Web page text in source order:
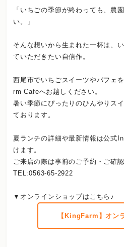
「いちごの季節が終わっても、農
い。」
そんな想いから生まれた一杯は、
ていただきたい自信作。
西尾市でいちごスイーツやパフェ
rm Cafeへお越しください。
暑い季節にぴったりのひんやりス
ております。
夏ランチの詳細や最新情報は公式
けます。
ご来店の際は事前のご予約・ご確
TEL:0563-65-2922
▼オンラインショップはこちら♪
【KingFarm】オン